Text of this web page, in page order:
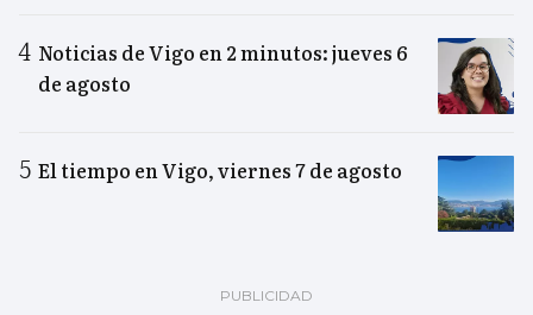
Noticias de Vigo en 2 minutos: jueves 6
de agosto
El tiempo en Vigo, viernes 7 de agosto